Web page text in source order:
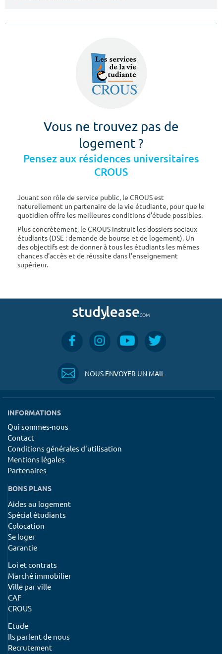
Vous ne trouvez pas de
logement ?
Pensez aux résidences universitaires
CROUS
Jouant son rôle de service public, le CROUS est
naturellement un partenaire de la vie étudiante, pour que le
quotidien offre les meilleures conditions d'étude possibles.
Plus concrètement, le CROUS instruit les dossiers sociaux
étudiants (DSE : demande de bourse et de logement). Un
des objectifs est de donner à tous les étudiants les mêmes
chances d'accès et de réussite dans l'enseignement
supérieur.
NOUS ENVOYER UN MAIL
INFORMATIONS
Qui sommes-nous
Contact
Conditions générales d'utilisation
Mentions légales
Partenaires
BONS PLANS
Aides au logement
Spécial étudiants
Colocation
Se loger
Garantie
Loi et contrats
Marché immobilier
Ville par ville
CAF
CROUS
Etude
Ils parlent de nous
Recrutement